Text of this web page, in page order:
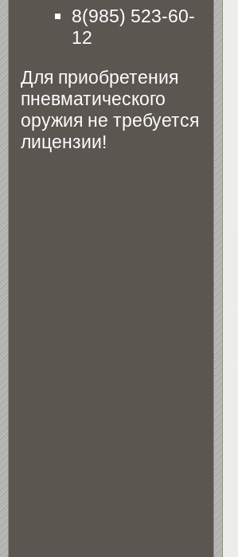
8(985) 523-60-
12
Для приобретения
пневматического
оружия не требуется
лицензии!